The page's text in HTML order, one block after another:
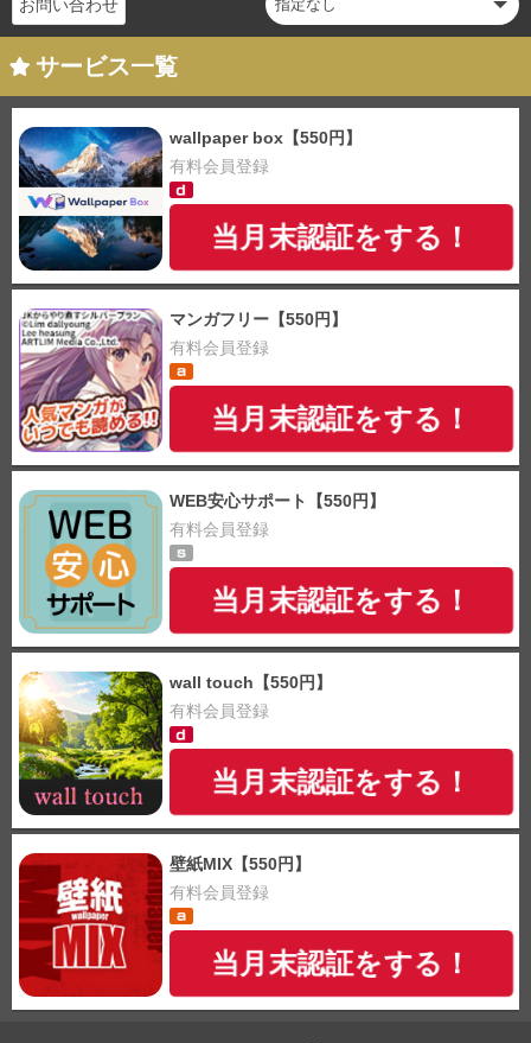
お問い合わせ
サービス一覧
wallpaper box【550円】
有料会員登録
当月末認証をする！
マンガフリー【550円】
有料会員登録
当月末認証をする！
WEB安心サポート【550円】
有料会員登録
当月末認証をする！
wall touch【550円】
有料会員登録
当月末認証をする！
壁紙MIX【550円】
有料会員登録
当月末認証をする！